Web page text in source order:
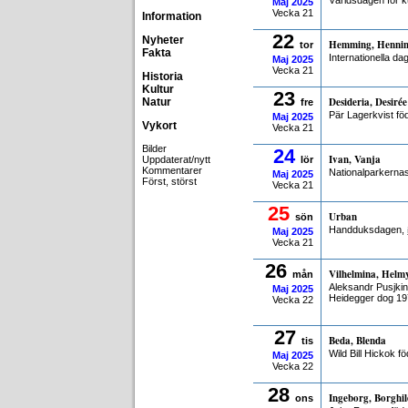
Information
Nyheter
Fakta
Historia
Kultur
Natur
Vykort
Bilder
Uppdaterat/nytt
Kommentarer
Först, störst
Vecka 21
22 tor
Maj 2025
Vecka 21
Hemming,
Internationella
23 fre
Maj 2025
Vecka 21
Desideria, Desirée
Pär Lagerkvist
24 lör
Maj 2025
Vecka 21
Ivan, Vanja
25 sön
Maj 2025
Vecka 21
Urban
Handduksdagen,
26 mån
Maj 2025
Vecka 22
Vilhelmina,
Aleksandr
Heidegger dog
27 tis
Maj 2025
Vecka 22
Beda, Blenda
Wild Bill Hickok
28 ons
Ingeborg,